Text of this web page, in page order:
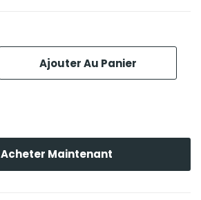
Ajouter Au Panier
Acheter Maintenant